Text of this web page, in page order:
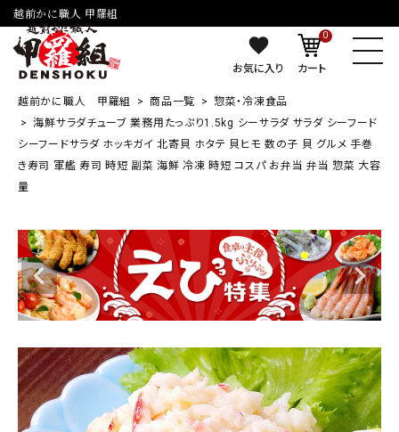
越前かに職人 甲羅組
お気に入り
0
カート
越前かに職人 甲羅組 商品一覧
惣菜・冷凍食品
海鮮サラダチューブ 業務用たっぷり1.5kg シーサラダ サラダ シーフード
シーフードサラダ ホッキガイ 北寄貝 ホタテ 貝ヒモ 数の子 貝 グルメ 手巻
き寿司 軍艦 寿司 時短 副菜 海鮮 冷凍 時短 コスパ お弁当 弁当 惣菜 大容
量